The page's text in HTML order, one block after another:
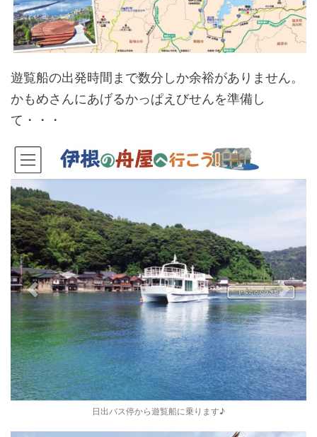
遊覧船の出発時間まで数分しか余裕がありません。
かもめさんにあげるかっぱえびせんを準備し
て・・・
日出バス停から遊覧船に乗ります♪